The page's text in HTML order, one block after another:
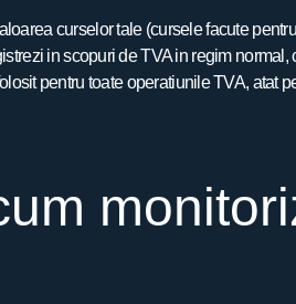
curselor tale (cursele facute
in scopuri de TVA in regim normal,
pentru toate operatiunile TVA, atat